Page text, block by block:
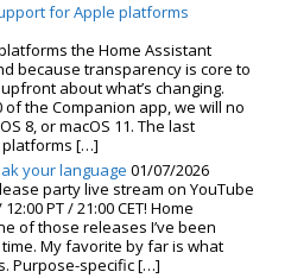
for Apple platforms
the Home Assistant
because transparency is core to
about what’s changing.
of the Companion app, we will no
8, or macOS 11. The last
[…]
your language 01/07/2026
party live stream on YouTube
PT / 21:00 CET! Home
of those releases I’ve been
My favorite by far is what
Purpose-specific […]